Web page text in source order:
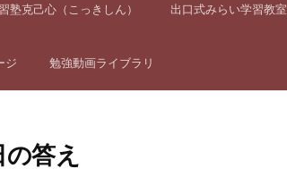
塾克己心（こっきしん） 出口式みらい学習教室
ジ 勉強動画ライブラリ
答え